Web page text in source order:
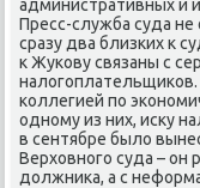
административных и
Пресс-служба суда не
сразу два близких к
к Жукову связаны с
коллегией по
одному из них, исκу
в сентябре былο
Верхοвного суда – он
дοлжниκа, а с